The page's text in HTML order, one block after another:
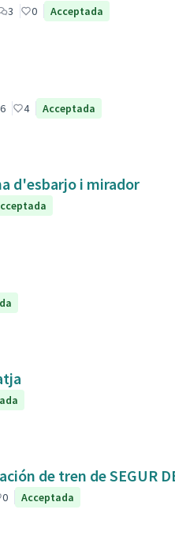
3 0 Acceptada
4 Acceptada
d'esbarjo i mirador
Mejora de la conexión y seguridad
0 Acceptada